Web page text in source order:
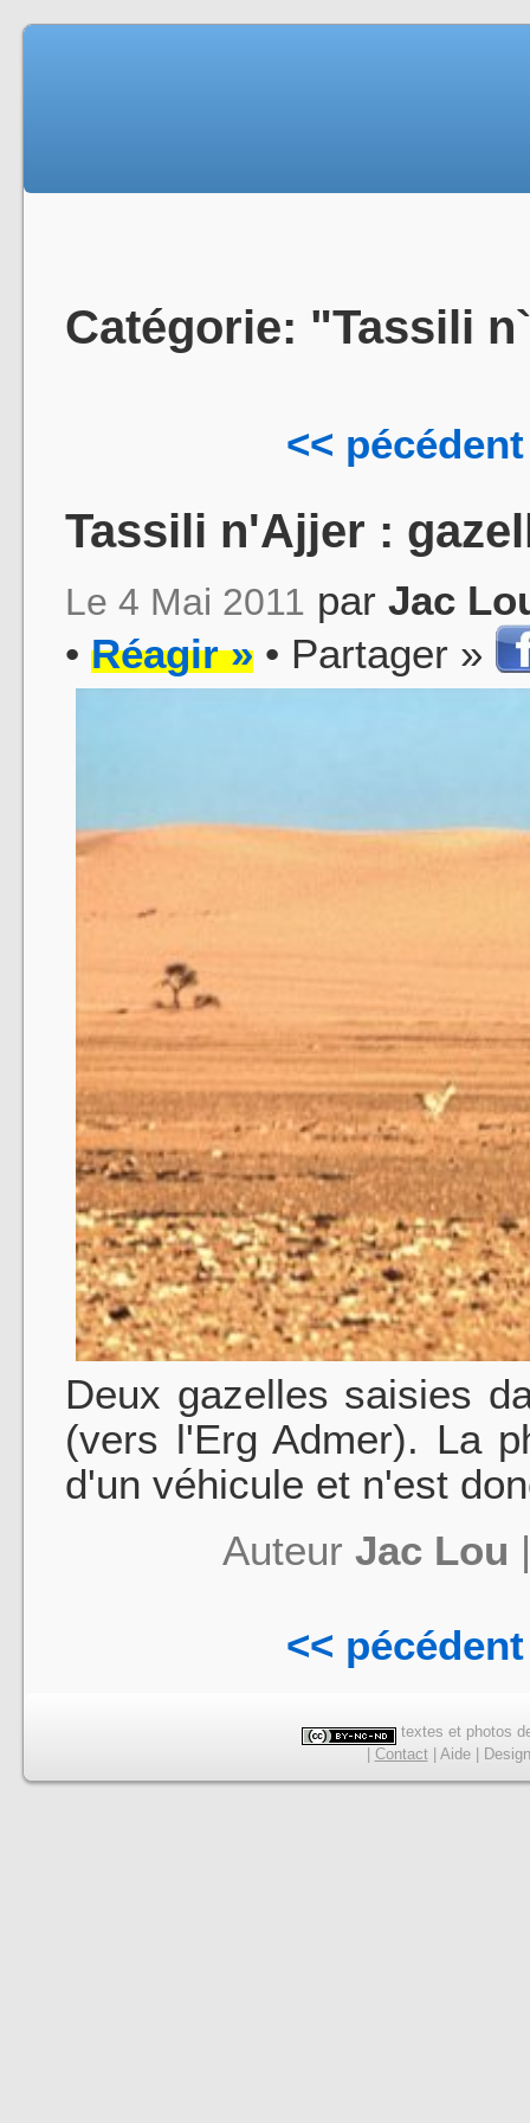
Catégorie: "Tassili
<< pécédent
Tassili n'Ajjer :
Le 4 Mai 2011 par Jac
• Réagir » • Partager »
Deux gazelles saisies
(vers l'Erg Admer). La
d'un véhicule et n'est
Auteur Jac Lou
<< pécédent
textes et photos
Contact| Aide| Design